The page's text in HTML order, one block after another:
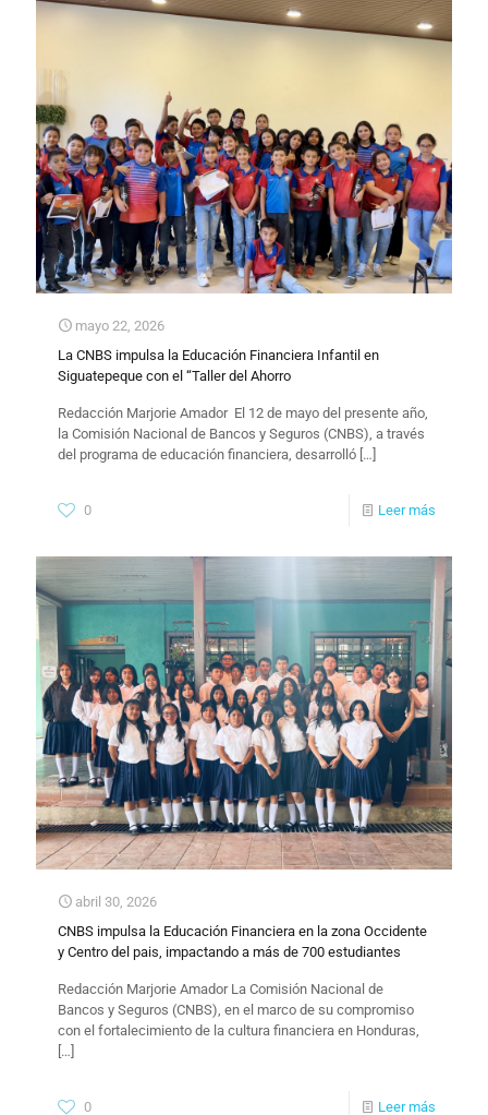
mayo 22, 2026
La CNBS impulsa la Educación Financiera Infantil en
Siguatepeque con el “Taller del Ahorro
​Redacción Marjorie Amador ​ El 12 de mayo del presente año,
la Comisión Nacional de Bancos y Seguros (CNBS), a través
del programa de educación financiera, desarrolló […]
0 Leer más
abril 30, 2026
CNBS impulsa la Educación Financiera en la zona Occidente
y Centro del pais, impactando a más de 700 estudiantes
Redacción Marjorie Amador La Comisión Nacional de
Bancos y Seguros (CNBS), en el marco de su compromiso
con el fortalecimiento de la cultura financiera en Honduras,
[…]
0 Leer más